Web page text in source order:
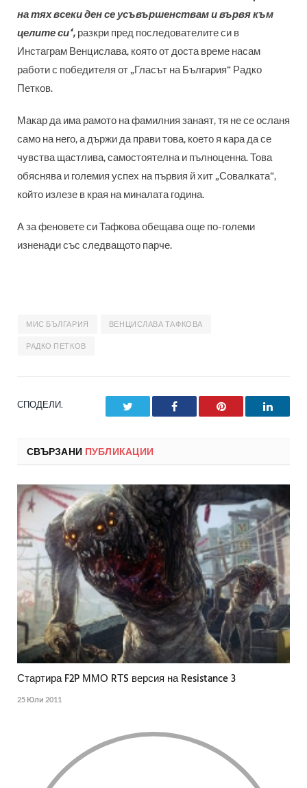
на тях всеки ден се усъвършенствам и вървя към
целите си“, разкри пред последователите си в
Инстаграм Венцислава, която от доста време насам
работи с победителя от „Гласът на България“ Радко
Петков.
Макар да има рамото на фамилния занаят, тя не се осланя
само на него, а държи да прави това, което я кара да се
чувства щастлива, самостоятелна и пълноценна. Това
обяснява и големия успех на първия й хит „Совалката“,
който излезе в края на миналата година.
А за феновете си Тафкова обещава още по-големи
изненади със следващото парче.
МИС БЪЛГАРИЯ ВЕНЦИСЛАВА ТАФКОВА
РАДКО ПЕТКОВ
СПОДЕЛИ. Facebook Pinterest
СВЪРЗАНИ ПУБЛИКАЦИИ
Стартира F2P ММО RТS версия на Resistance 3
25 Юли 2011